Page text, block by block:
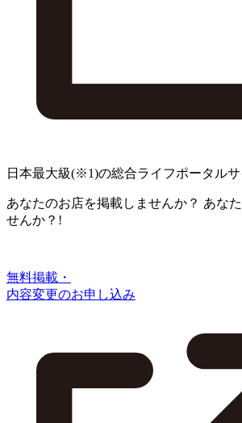
日本最大級(※1)の総合ライフポータルサ
あなたのお店を掲載しませんか？ あな
せんか？!
無料掲載・
内容変更のお申し込み